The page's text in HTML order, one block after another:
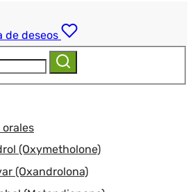
de deseos
Buscar
orales
(Oxymetholone)
(Oxandrolona)